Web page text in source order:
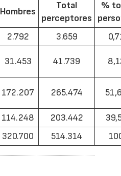
Hombres
Total
perceptores
%
2.792 3.659
31.453 41.739
172.207 265.474
114.248 203.442
320.700 514.314